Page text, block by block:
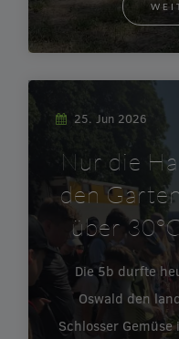
25. Jun 2026
Nur die
den
über
Die 5b durfte
Oswald den
Schlosser